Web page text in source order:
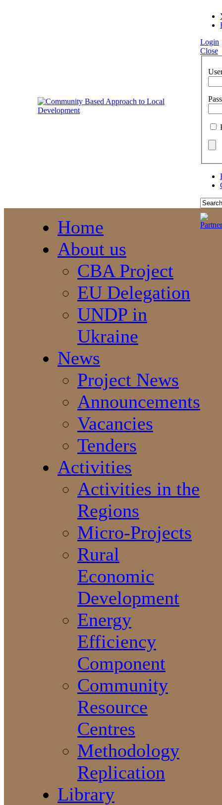
Login
Close
Home
About us
CBA Project
EU Delegation
UNDP in
Ukraine
News
Project News
Announcements
Vacancies
Tenders
Activities
Activities in the
Regions
Micro-Projects
Rural
Economic
Development
Energy
Efficiency
Component
Community
Resource
Centres
Methodology
Replication
Library